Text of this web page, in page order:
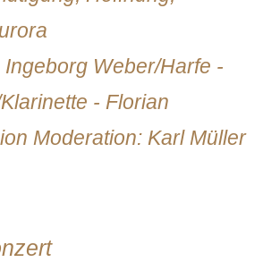
Weber/Harfe -
- Florian
Moderation: Karl Müller